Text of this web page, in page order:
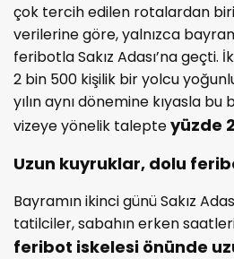
çok tercih edilen rotalardan
verilerine göre, yalnızca
feribotla Sakız Adası’na geçti.
2 bin 500 kişilik bir yolcu
yılın aynı dönemine kıyasla
vizeye yönelik talepteyüzde
Uzun kuyruklar, dolu
Bayramın ikinci günü Sakız
tatilciler, sabahın erken
feribot iskelesi önünde